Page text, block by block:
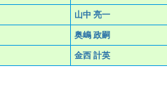
山中 亮一
奥嶋 政嗣
金西 計英